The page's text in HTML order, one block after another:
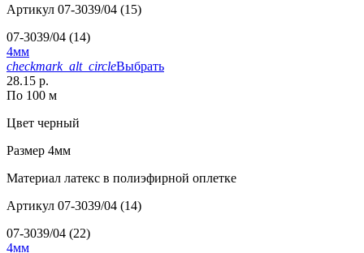
Артикул 07-3039/04 (15)
07-3039/04 (14)
4мм
checkmark_alt_circleВыбрать
28.15 р.
По 100 м
Цвет черный
Размер 4мм
Материал латекс в полиэфирной оплетке
Артикул 07-3039/04 (14)
07-3039/04 (22)
4мм